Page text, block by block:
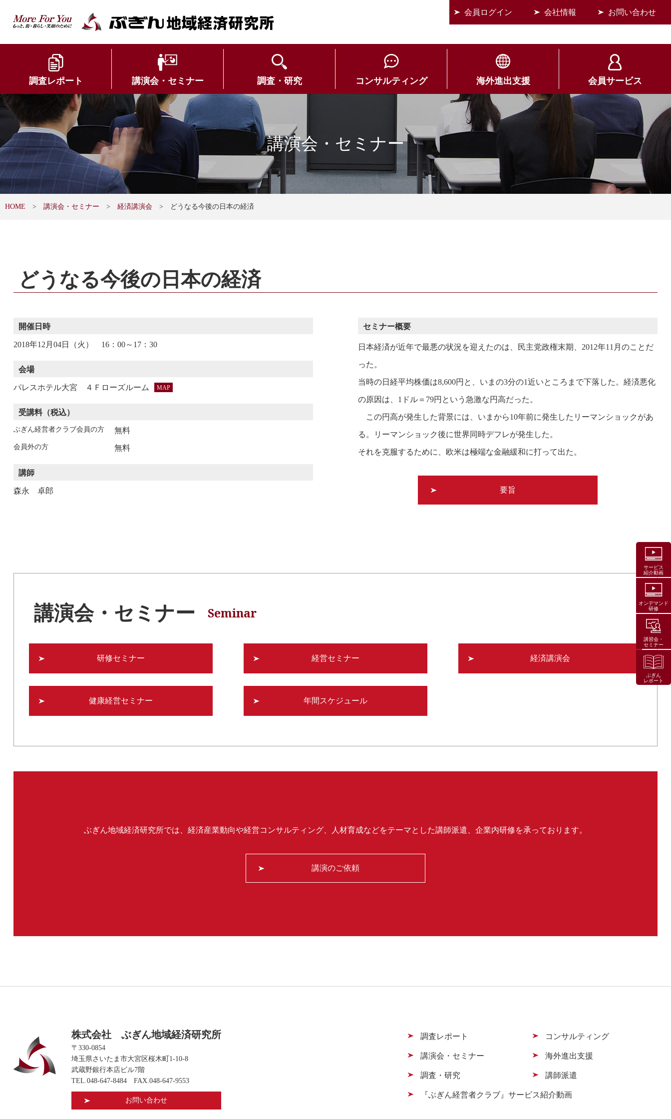
会員ログイン 会社情報 お問い合わせ
調査レポート 講演会・セミナー 調査・研究 コンサルティング 海外進出支援 会員サービス
講演会・セミナー
HOME 講演会・セミナー 経済講演会 どうなる今後の日本の経済
どうなる今後の日本の経済
開催日時
2018年12月04日（火） 16：00～17：30
会場
パレスホテル大宮 ４Ｆローズルーム MAP
受講料（税込）
ぶぎん経営者クラブ会員の方 無料
会員外の方 無料
講師
森永 卓郎
セミナー概要
日本経済が近年で最悪の状況を迎えたのは、民主党政権末期、2012年11月のことだ
った。
当時の日経平均株価は8,600円と、いまの3分の1近いところまで下落した。経済悪化
の原因は、1ドル＝79円という急激な円高だった。
この円高が発生した背景には、いまから10年前に発生したリーマンショックがあ
る。リーマンショック後に世界同時デフレが発生した。
それを克服するために、欧米は極端な金融緩和に打って出た。
要旨
講演会・セミナー Seminar
研修セミナー 経営セミナー 経済講演会
健康経営セミナー 年間スケジュール
ぶぎん地域経済研究所では、経済産業動向や経営コンサルティング、人材育成などをテーマとした講師派遣、企業内研修を承っております。
講演のご依頼
株式会社 ぶぎん地域経済研究所
〒330-0854
埼玉県さいたま市大宮区桜木町1-10-8
武蔵野銀行本店ビル7階
TEL.048-647-8484FAX.048-647-9553
お問い合わせ
調査レポート コンサルティング
講演会・セミナー 海外進出支援
調査・研究 講師派遣
『ぶぎん経営者クラブ』サービス紹介動画
サービス
紹介動画
オンデマンド
研修
講習会・
セミナー
ぶぎん
レポート